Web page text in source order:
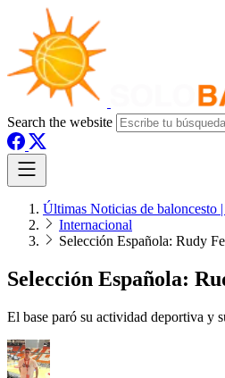
Search the website
Últimas Noticias de baloncesto
Internacional
Selección Española: Rudy
Selección Española:
El base paró su actividad deportiva y